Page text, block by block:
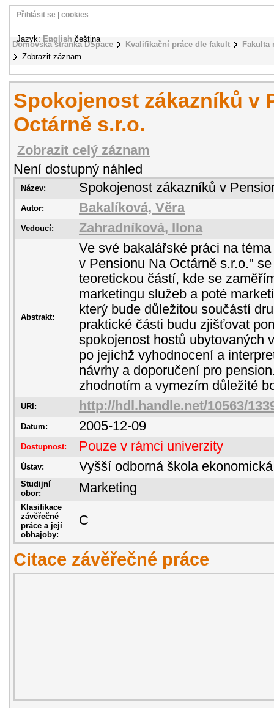
Domovská stránka DSpace Kvalifikační práce dle fakult
Fakulta
Zobrazit záznam
Přihlásit se cookies
Jazyk: English čeština
Spokojenost zákazníků v
Octárně s.r.o.
Zobrazit celý záznam
Není dostupný náhled
Název: Spokojenost zákazníků v
Autor: Bakalíková, Věra
Vedoucí: Zahradníková, Ilona
Abstrakt:
Ve své bakalářské práci na
v Pensionu Na Octárně s.r.o."
teoretickou částí, kde se
marketingu služeb a poté
který bude důležitou součástí
praktické části budu zjišťovat
spokojenost hostů ubytovaných
po jejichž vyhodnocení a
návrhy a doporučení pro
zhodnotím a vymezím důležité
URI: http://hdl.handle.net/10563/
Datum: 2005-12-09
Dostupnost: Pouze v rámci univerzity
Ústav: Vyšší odborná škola ekonomická
Studijní
obor:
Marketing
Klasifikace
závěřečné
práce a její
obhajoby:
C
Citace závěřečné práce